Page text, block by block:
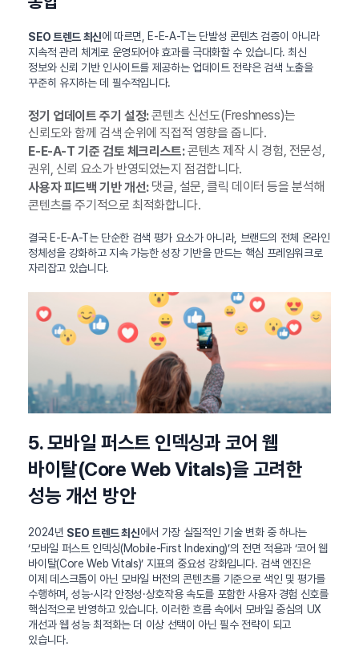
SEO 트렌드 최신에 따르면, E-E-A-T는 단발성 콘텐츠 검증이 아니라
지속적 관리 체계로 운영되어야 효과를 극대화할 수 있습니다. 최신
정보와 신뢰 기반 인사이트를 제공하는 업데이트 전략은 검색 노출을
꾸준히 유지하는 데 필수적입니다.
정기 업데이트 주기 설정:콘텐츠 신선도(Freshness)는
신뢰도와 함께 검색 순위에 직접적 영향을 줍니다.
E-E-A-T 기준 검토 체크리스트:콘텐츠 제작 시 경험, 전문성,
권위, 신뢰 요소가 반영되었는지 점검합니다.
사용자 피드백 기반 개선:댓글, 설문, 클릭 데이터 등을 분석해
콘텐츠를 주기적으로 최적화합니다.
결국 E-E-A-T는 단순한 검색 평가 요소가 아니라, 브랜드의 전체 온라인
정체성을 강화하고 지속 가능한 성장 기반을 만드는 핵심 프레임워크로
자리잡고 있습니다.
5. 모바일 퍼스트 인덱싱과 코어 웹
바이탈(Core Web Vitals)을 고려한
성능 개선 방안
2024년 SEO 트렌드 최신에서 가장 실질적인 기술 변화 중 하나는
‘모바일 퍼스트 인덱싱(Mobile-First Indexing)’의 전면 적용과 ‘코어 웹
바이탈(Core Web Vitals)’ 지표의 중요성 강화입니다. 검색 엔진은
이제 데스크톱이 아닌 모바일 버전의 콘텐츠를 기준으로 색인 및 평가를
수행하며, 성능·시각 안정성·상호작용 속도를 포함한 사용자 경험 신호를
핵심적으로 반영하고 있습니다. 이러한 흐름 속에서 모바일 중심의 UX
개선과 웹 성능 최적화는 더 이상 선택이 아닌 필수 전략이 되고
있습니다.